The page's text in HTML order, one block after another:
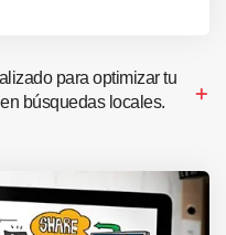
para optimizar tu
búsquedas locales.